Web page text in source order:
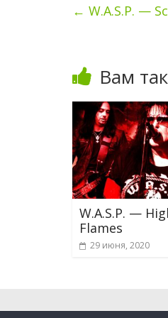
← W.A.S.P. —
Вам
W.A.S.P. —
Flames
29 июня, 2020